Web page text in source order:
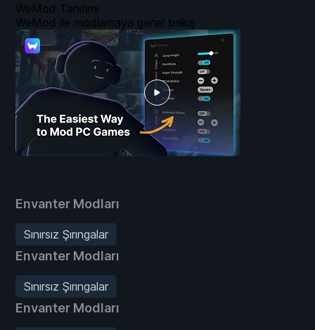
Envanter Modları
Sınırsız Şırıngalar
Envanter Modları
Sınırsız Şırıngalar
Envanter Modları
WeMod Tanıtımı
WeMod ile modlamaya genel bakış